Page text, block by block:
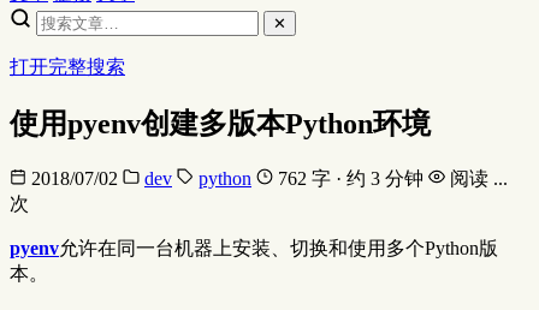
✕
打开完整搜索
使用pyenv创建多版本Python环境
2018/07/02 dev python 762 字 · 约 3 分钟 阅读 ...
次
pyenv允许在同一台机器上安装、切换和使用多个Python版
本。